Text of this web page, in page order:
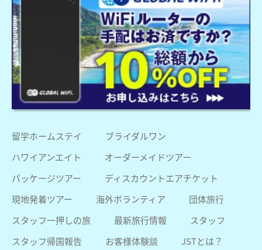
留学ホームステイ
ブライダルワン
ハワイアンエイト
オーダーメイドツアー
パッケージツアー
ディスカウントエアチケット
現地発着ツアー
海外ボランティア
団体旅行
スタッフ一押しの旅
最新旅行情報
スタッフ
スタッフ帰国報告
お客様体験談
JSTとは？